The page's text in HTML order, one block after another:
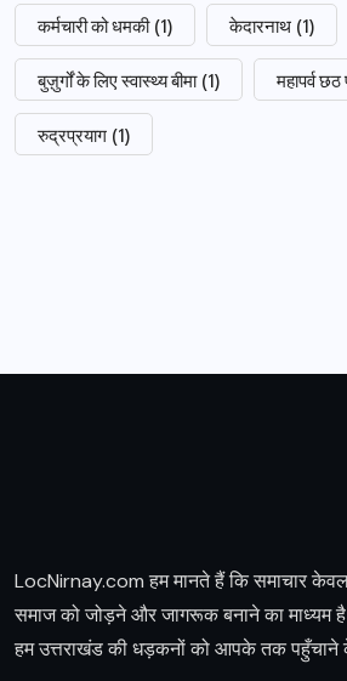
कर्मचारी को धमकी (1) केदारनाथ (1)
बुज़ुर्गों के लिए स्वास्थ्य बीमा (1) महापर्व छठ
रुद्रप्रयाग (1)
LocNirnay.com हम मानते हैं कि समाचार
समाज को जोड़ने और जागरूक बनाने का माध्यम
हम उत्तराखंड की धड़कनों को आपके तक पहुँचाने